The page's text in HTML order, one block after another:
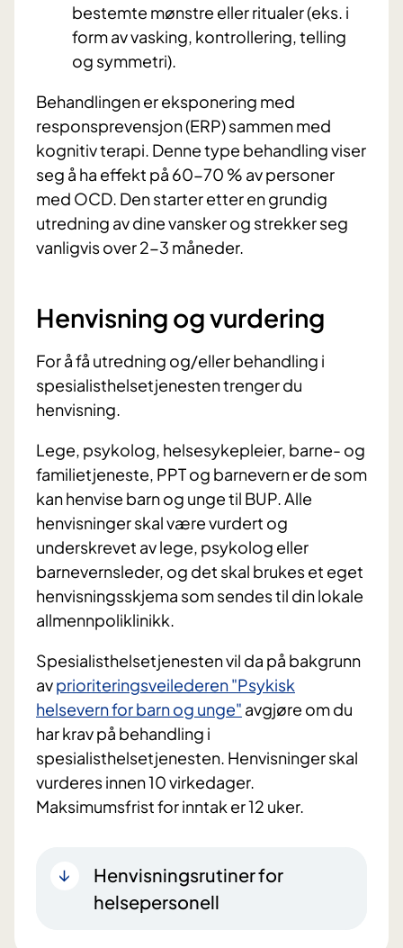
bestemte mønstre eller ritualer (eks. i
form av vasking, kontrollering, telling
og symmetri).
Behandlingen er eksponering med
responsprevensjon (ERP) sammen med
kognitiv terapi. Denne type behandling viser
seg å ha effekt på 60-70 % av personer
med OCD. Den starter etter en grundig
utredning av dine vansker og strekker seg
vanligvis over 2-3 måneder.
Henvisning og vurdering
For å få utredning og/eller behandling i
spesialisthelsetjenesten trenger du
henvisning.
Lege, psykolog, helsesykepleier, barne- og
familietjeneste, PPT og barnevern er de som
kan henvise barn og unge til BUP. Alle
henvisninger skal være vurdert og
underskrevet av lege, psykolog eller
barnevernsleder, og det skal brukes et eget
henvisningsskjema som sendes til din lokale
allmennpoliklinikk.
Spesialisthelsetjenesten vil da på bakgrunn
avprioriteringsveilederen "Psykisk
helsevern for barn og unge" avgjøre om du
har krav på behandling i
spesialisthelsetjenesten. Henvisninger skal
vurderes innen 10 virkedager.
Maksimumsfrist for inntak er 12 uker.
Henvisningsrutiner for
helsepersonell